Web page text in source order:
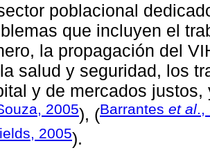
poblacional
que incluyen el
la propagación del
salud y seguridad, los
y de mercados
2005), (Barrantes et al.,
2005).